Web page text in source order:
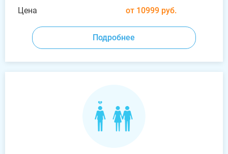
Цена
от 10999 руб.
Подробнее